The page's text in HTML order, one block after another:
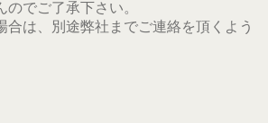
でご了承下さい。
合は、別途弊社までご連絡を頂くよう